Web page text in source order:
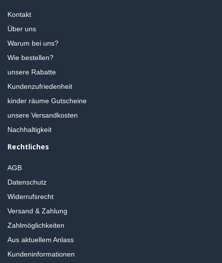
Kontakt
Über uns
Warum bei uns?
Wie bestellen?
unsere Rabatte
Kundenzufriedenheit
kinder räume Gutscheine
unsere Versandkosten
Nachhaltigkeit
Rechtliches
AGB
Datenschutz
Widerrufsrecht
Versand & Zahlung
Zahlmöglichkeiten
Aus aktuellem Anlass
Kundeninformationen